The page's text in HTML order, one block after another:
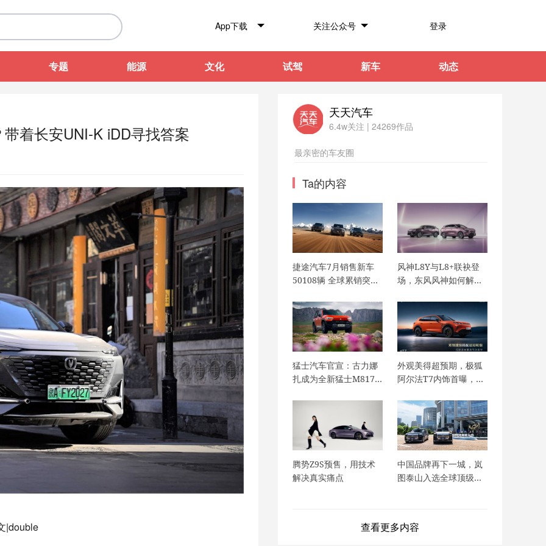
App下载 关注公众号 登录
专题 能源 文化 试驾 新车 动态
着长安UNI-K iDD寻找答案
|double
天天汽车
6.4w关注 | 24269作品
最亲密的车友圈
Ta的内容
捷途汽车7月销售新车
50108辆 全球累销突破
风神L8Y与L8+联袂登
场，东风风神如何解构
猛士汽车官宣：古力娜
扎成为全新猛士M817
外观美得超预期，极狐
阿尔法T7内饰首曝，又
腾势Z9S预售，用技术
解决真实痛点
中国品牌再下一城，岚
图泰山入选全球顶级产
查看更多内容